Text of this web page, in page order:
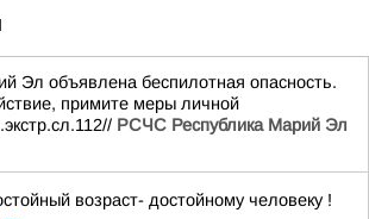
Эл объявлена беспилотная опасность.
примите меры личной
РСЧС Республика Марий Эл
возраст- достойному человеку !